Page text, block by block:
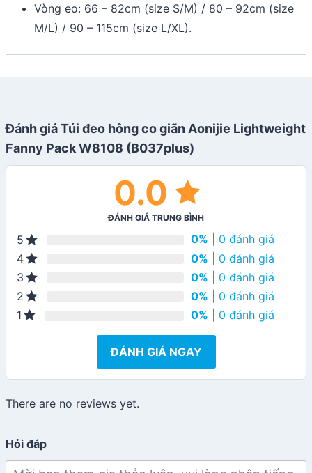
Vòng eo: 66 – 82cm (size S/M) / 80 – 92cm (size
M/L) / 90 – 115cm (size L/XL).
Đánh giá Túi đeo hông co giãn Aonijie Lightweight
Fanny Pack W8108 (B037plus)
0.0
ĐÁNH GIÁ TRUNG BÌNH
5 0% | 0 đánh giá
4
0% | 0 đánh giá
3
0% | 0 đánh giá
2
0% | 0 đánh giá
1
0% | 0 đánh giá
ĐÁNH GIÁ NGAY
There are no reviews yet.
Hỏi đáp